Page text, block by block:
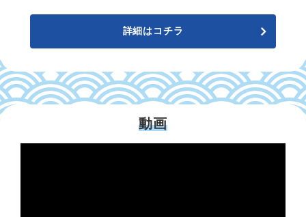
詳細はコチラ
動画